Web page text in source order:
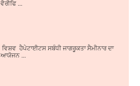
ਵੈਰੀਫਿ ...
ਵਿਸ਼ਵ ਹੈਪੇਟਾਈਟਸ ਸਬੰਧੀ ਜਾਗਰੂਕਤਾ ਸੈਮੀਨਾਰ ਦਾ
ਆਯੋਜਨ ...